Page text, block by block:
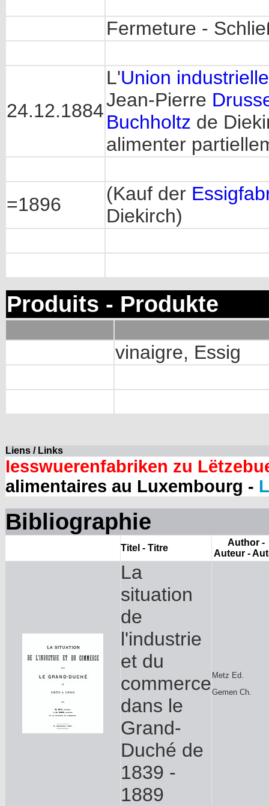
Fermeture -
24.12.1884
L'Union
Jean-Pierre
Buchholtz de
alimenter
=1896 (Kauf der
Diekirch)
Produits - Produkte
vinaigre, Essig
Liens / Links
Iesswuerenfabriken zu
alimentaires au Luxembourg -
Bibliographie
Titel - Titre
Author -
Auteur -
La
situation
de
l'industrie
et du
commerce
dans le
Grand-
Duché de
1839 -
1889
Metz Ed.
Gemen Ch.